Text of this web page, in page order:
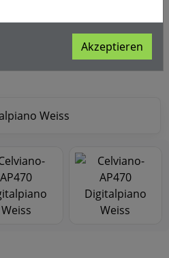
Digitalpiano
Akzeptieren